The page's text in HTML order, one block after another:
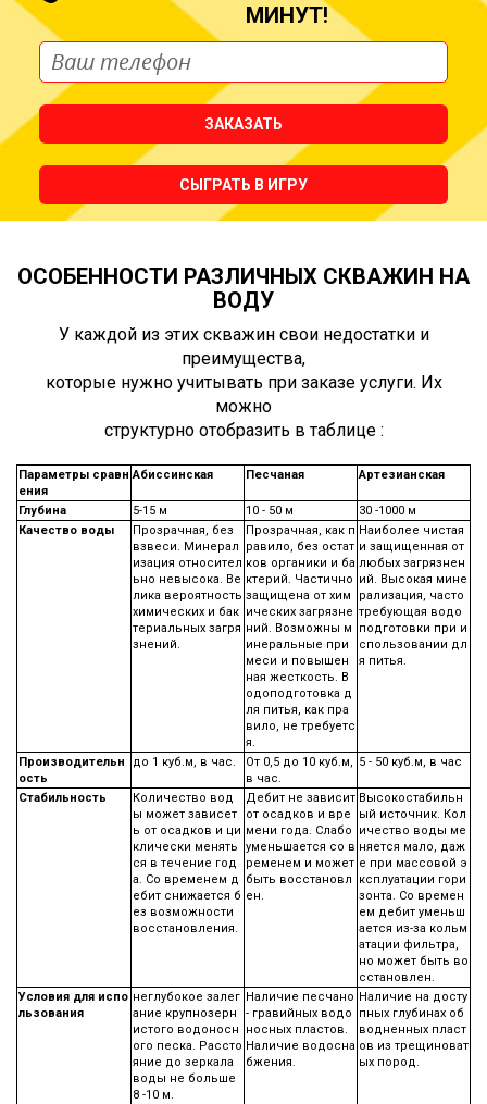
МИНУТ!
ЗАКАЗАТЬ
СЫГРАТЬ В ИГРУ
ОСОБЕННОСТИ РАЗЛИЧНЫХ СКВАЖИН НА
ВОДУ
У каждой из этих скважин свои недостатки и
преимущества,
которые нужно учитывать при заказе услуги. Их
можно
структурно отобразить в таблице :
Параметры сравн
ения
Абиссинская Песчаная Артезианская
Глубина 5-15 м 10 - 50 м
30 -1000 м
Качество воды
Прозрачная, без
взвеси. Минерал
изация относител
ьно невысока. Ве
лика вероятность
химических и бак
териальных загря
знений.
Прозрачная, как п
равило, без остат
ков органики и ба
ктерий. Частично
защищена от хим
ических загрязне
ний. Возможны м
инеральные при
меси и повышен
ная жесткость. В
одоподготовка д
ля питья, как пра
вило, не требуетс
я.
Наиболее чистая
и защищенная от
любых загрязнен
ий. Высокая мине
рализация, часто
требующая водо
подготовки при и
спользовании дл
я питья.
Производительн
ость
до 1 куб.м, в час.
От 0,5 до 10 куб.м,
в час.
5 - 50 куб.м, в час
Стабильность
Количество вод
ы может зависет
ь от осадков и ци
клически менять
ся в течение год
а. Со временем д
ебит снижается б
ез возможности
восстановления.
Дебит не зависит
от осадков и вре
мени года. Слабо
уменьшается со в
ременем и может
быть восстановл
ен.
Высокостабильн
ый источник. Кол
ичество воды ме
няется мало, даж
е при массовой э
ксплуатации гори
зонта. Со времен
ем дебит уменьш
ается из-за кольм
атации фильтра,
но может быть во
сстановлен.
Условия для испо
льзования
неглубокое залег
ание крупнозерн
истого водоносн
ого песка. Рассто
яние до зеркала
воды не больше
8 -10 м.
Наличие песчано
- гравийных водо
носных пластов.
Наличие водосна
бжения.
Наличие на досту
пных глубинах об
водненных пласт
ов из трещиноват
ых пород.